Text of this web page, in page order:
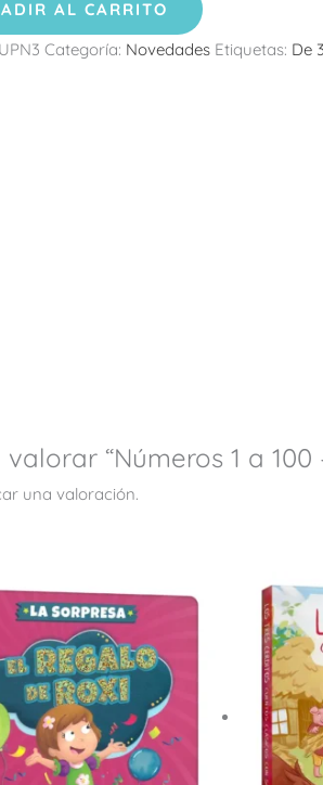
AL CARRITO
Categoría: Novedades Etiquetas: De
“Números 1 a 100
una valoración.